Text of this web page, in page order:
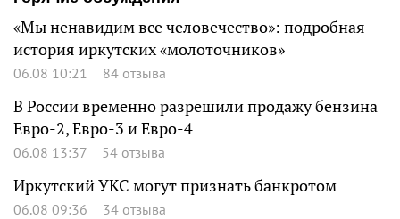
«Мы ненавидим все человечество»: подробная
история иркутских «молоточников»
06.08 10:21 84 отзыва
В России временно разрешили продажу бензина
Евро-2, Евро-3 и Евро-4
06.08 13:37 54 отзыва
Иркутский УКС могут признать банкротом
06.08 09:36 34 отзыва